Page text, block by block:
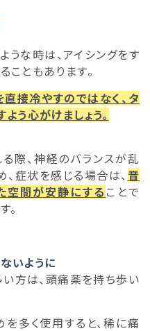
な時は、アイシングをす
ともあります。
直接冷やすのではなく、タ
う心がけましょう。
際、神経のバランスが乱
症状を感じる場合は、 音
空間が安静にする ことで
。
いように
方は、頭痛薬を持ち歩い
多く使用すると、稀に痛